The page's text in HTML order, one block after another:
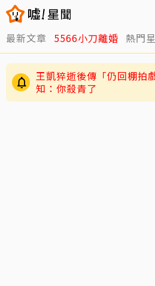
最新文章 5566小刀離婚 熱門
王凱猝逝後傳「仍回棚
知：你殺青了